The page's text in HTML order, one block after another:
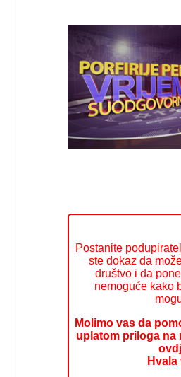
Postanite
ste dokaz da
društvo i da
nemoguće kako
Molimo vas da
uplatom priloga na
Hvala